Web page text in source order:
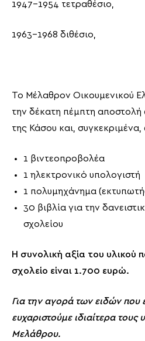
1947-1954 τετραθέσιο,
1963-1968 διθέσιο,
Το Μέλαθρον Οικουμενικού
την δέκατη πέμπτη αποστολή
της Κάσου και, συγκεκριμένα,
1 βιντεοπροβολέα
1 ηλεκτρονικό υπολογιστή
1 πολυμηχάνημα
30 βιβλία για την
σχολείου
Η συνολική αξία του υλικού
σχολείο είναι 1.700 ευρώ.
Για την αγορά των ειδών που
ευχαριστούμε ιδιαίτερα τους
Μελάθρου.